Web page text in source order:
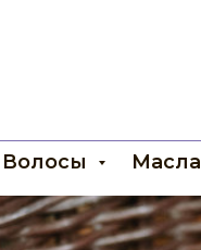
Волосы Масла